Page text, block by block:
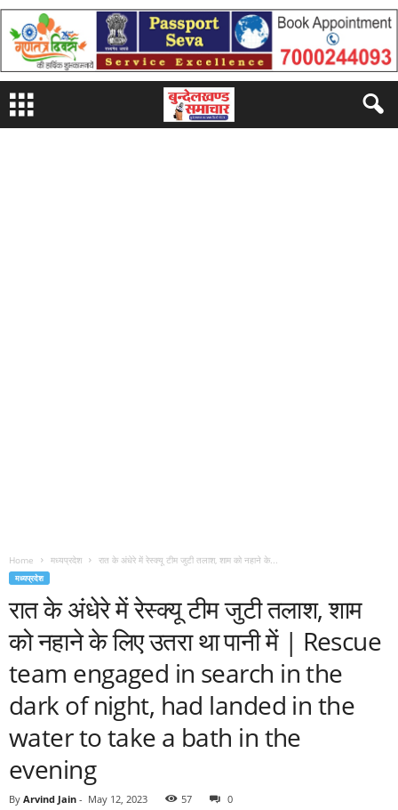
Home मध्यप्रदेश रात के अंधेरे में रेस्क्यू टीम जुटी तलाश, शाम को नहाने के...
मध्यप्रदेश
रात के अंधेरे में रेस्क्यू टीम जुटी तलाश, शाम
को नहाने के लिए उतरा था पानी में | Rescue
team engaged in search in the
dark of night, had landed in the
water to take a bath in the
evening
By Arvind Jain - May 12, 2023 57 0